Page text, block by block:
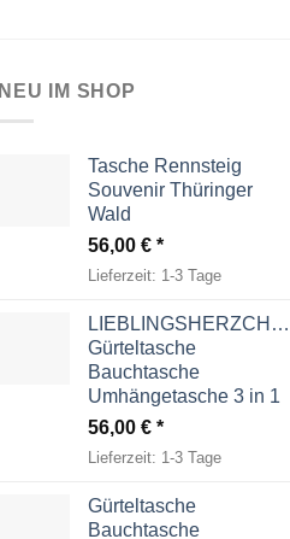
NEU IM SHOP
Tasche Rennsteig
Souvenir Thüringer
Wald
56,00 €
Lieferzeit: 1-3 Tage
LIEBLINGSHERZCHEN
Gürteltasche
Bauchtasche
Umhängetasche 3 in 1
56,00 €
Lieferzeit: 1-3 Tage
Gürteltasche
Bauchtasche